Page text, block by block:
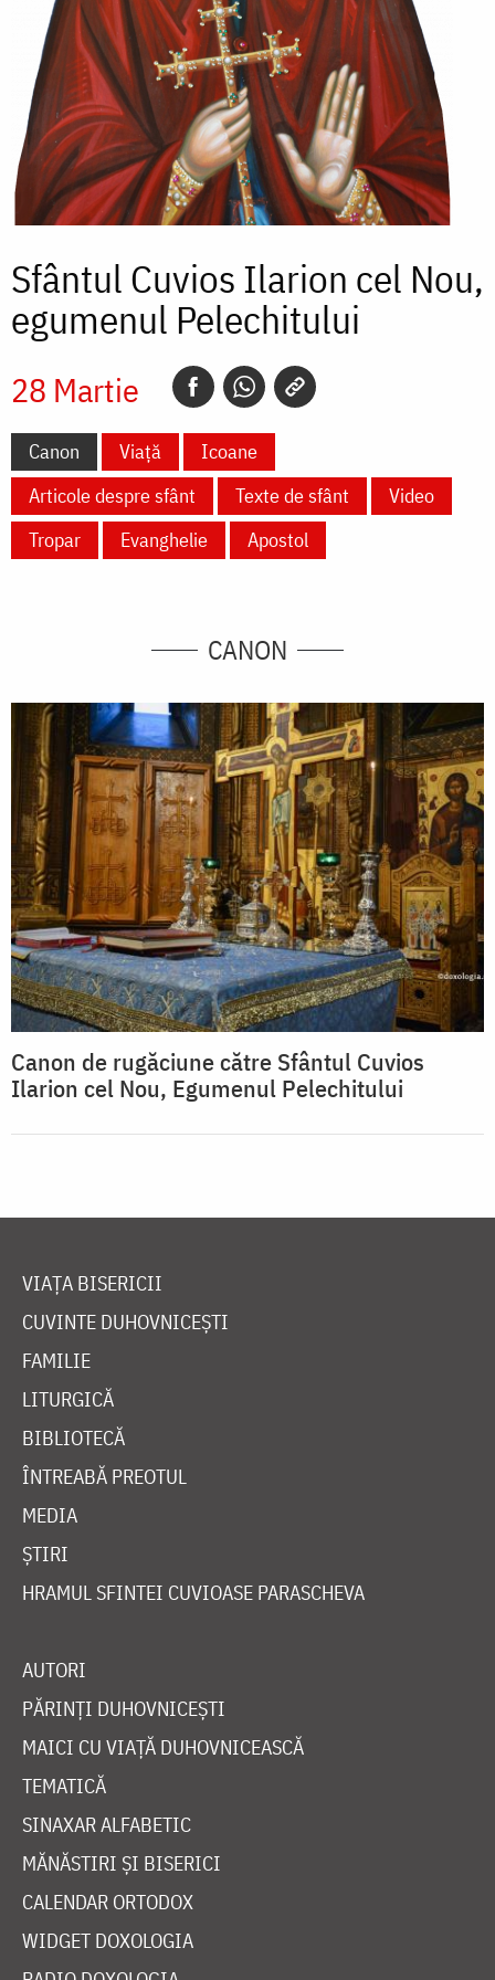
Sfântul Cuvios Ilarion cel Nou,
egumenul Pelechitului
28 Martie
Canon Viață
Icoane
Articole despre sfânt
Texte de sfânt
Video
Tropar
Evanghelie Apostol
CANON
Canon de rugăciune către Sfântul Cuvios
Ilarion cel Nou, Egumenul Pelechitului
VIAȚA BISERICII
CUVINTE DUHOVNICEȘTI
FAMILIE
LITURGICĂ
BIBLIOTECĂ
ÎNTREABĂ PREOTUL
MEDIA
ȘTIRI
HRAMUL SFINTEI CUVIOASE PARASCHEVA
AUTORI
PĂRINȚI DUHOVNICEȘTI
MAICI CU VIAȚĂ DUHOVNICEASCĂ
TEMATICĂ
SINAXAR ALFABETIC
MĂNĂSTIRI ȘI BISERICI
CALENDAR ORTODOX
WIDGET DOXOLOGIA